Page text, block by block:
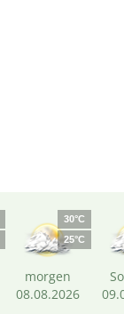
30°C
25°C
morgen
08.08.2026